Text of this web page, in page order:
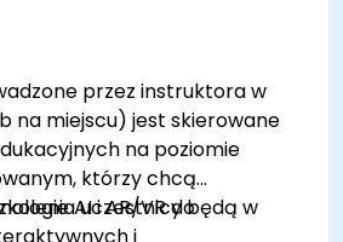
przez instruktora w
na miejscu) jest skierowane
na poziomie
którzy chcą
AI i AR/VR do
uczestnicy będą w